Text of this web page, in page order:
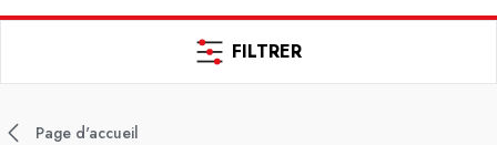
FILTRER
Page d'accueil